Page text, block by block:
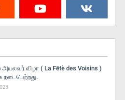
அயலவர் விழா ( La Fētè des Voisins )
நடைபெற்றது.